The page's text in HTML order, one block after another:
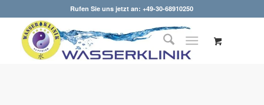
Rufen Sie uns jetzt an: +49-30-68910250